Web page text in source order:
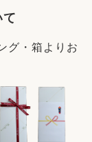
グ・箱よりお